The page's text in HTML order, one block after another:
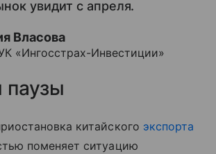
увидит с апреля.
Власова
«Ингосстрах-Инвестиции»
китайского экспорта
поменяет ситуацию